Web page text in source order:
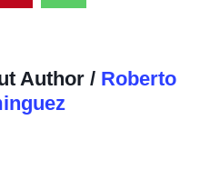
Author / Roberto